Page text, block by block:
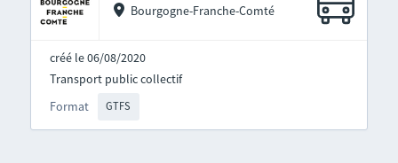
Bourgogne-Franche-Comté
créé le 06/08/2020
Format GTFS
Transport public collectif